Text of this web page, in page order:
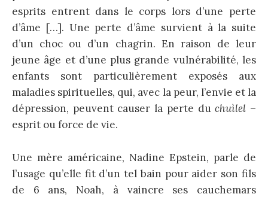
esprits entrent dans le corps lors d’une perte
d’âme […]. Une perte d’âme survient à la suite
d’un choc ou d’un chagrin. En raison de leur
jeune âge et d’une plus grande vulnérabilité, les
enfants sont particulièrement exposés aux
maladies spirituelles, qui, avec la peur, l’envie et la
dépression, peuvent causer la perte duchuìlel –
esprit ou force de vie.
Une mère américaine, Nadine Epstein, parle de
l’usage qu’elle fit d’un tel bain pour aider son fils
de 6 ans, Noah, à vaincre ses cauchemars